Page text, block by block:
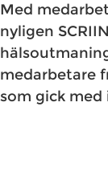
Med
nyligen
medarbetare
som gick med